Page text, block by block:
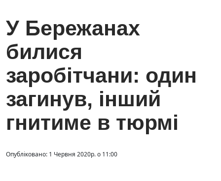
У Бережанах
билися
заробітчани: один
загинув, інший
гнитиме в тюрмі
Опубліковано: 1 Червня 2020р. о 11:00